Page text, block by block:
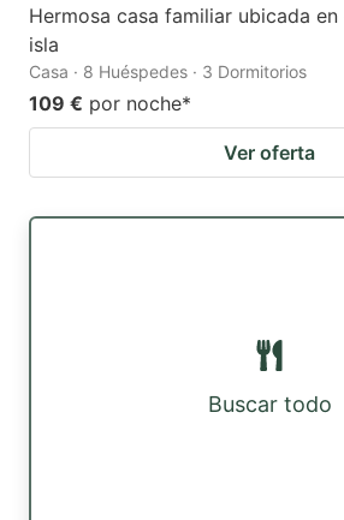
Hermosa casa familiar ubicada
isla
Casa · 8 Huéspedes · 3 Dormitorios
109 € por noche*
Ver oferta
Buscar todo